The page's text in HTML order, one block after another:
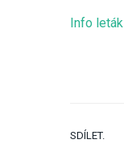
Info
SDÍLET.